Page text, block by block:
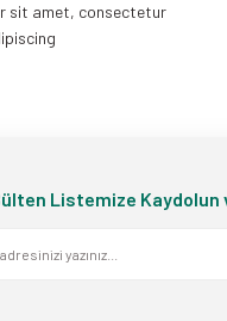
sit amet, consectetur
Listemize Kaydolun